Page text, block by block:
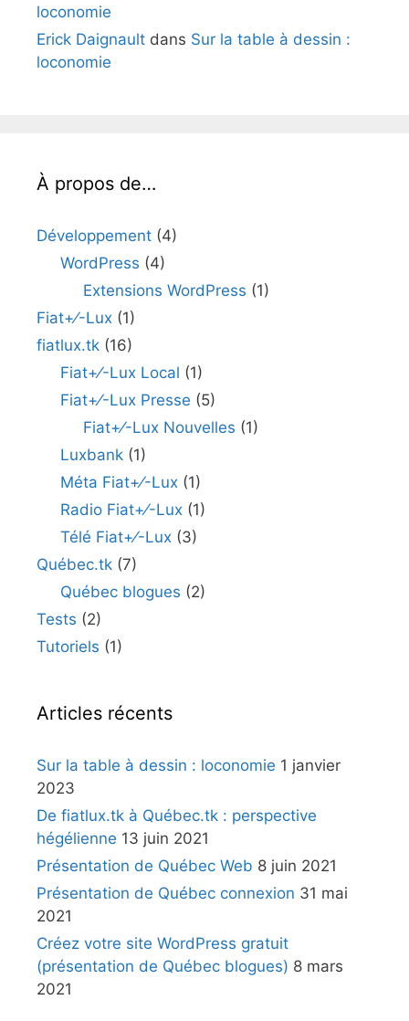
loconomie
Erick Daignault dans Sur la table à dessin :
loconomie
À propos de…
Développement (4)
WordPress (4)
Extensions WordPress (1)
Fiat+⁄-Lux (1)
fiatlux.tk (16)
Fiat+⁄-Lux Local (1)
Fiat+⁄-Lux Presse (5)
Fiat+⁄-Lux Nouvelles (1)
Luxbank(1)
Méta Fiat+⁄-Lux(1)
Radio Fiat+⁄-Lux(1)
Télé Fiat+⁄-Lux(3)
Québec.tk (7)
Québec blogues (2)
Tests (2)
Tutoriels (1)
Articles récents
Sur la table à dessin : loconomie 1 janvier
2023
De fiatlux.tk à Québec.tk : perspective
hégélienne 13 juin 2021
Présentation de Québec Web 8 juin 2021
Présentation de Québec connexion 31 mai
2021
Créez votre site WordPress gratuit
(présentation de Québec blogues) 8 mars
2021